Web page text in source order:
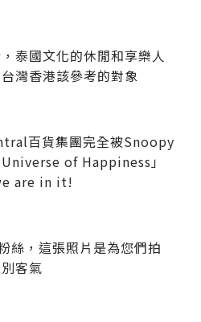
泰國文化的休閒和享樂人
灣香港該參考的對象
百貨集團完全被Snoopy
of Happiness」
are in it!
絲，這張照片是為您們拍
客氣